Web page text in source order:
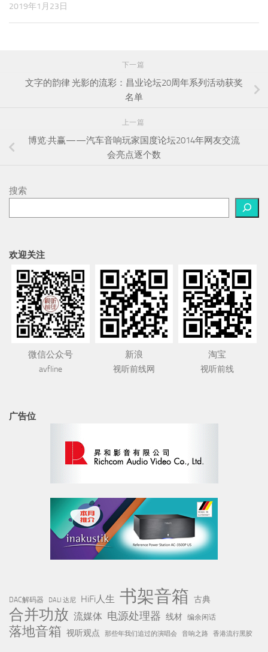
2019年1月23日
下一篇
文字的韵律 光影的流彩：昌业论坛20周年系列活动获奖
名单
上一篇
博览·共赢——汽车音响玩家国度论坛2014年网友交流
会亮点逐个数
搜索
欢迎关注
微信公众号
avfline
新浪
视听前线网
淘宝
视听前线
广告位
DAC解码器 DALI 达尼 HiFi人生 书架音箱 古典
合并功放 流媒体 电源处理器 线材 编余闲话
落地音箱 视听观点 那些年我们追过的演唱会 音响之路 香港流行黑胶